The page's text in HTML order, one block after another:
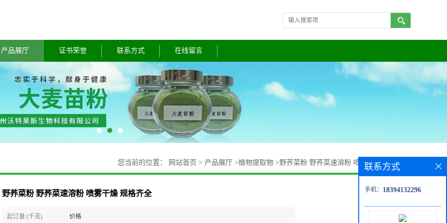
产品展厅 证书荣誉 联系方式 在线留言
您当前的位置： 网站首页 > 产品展厅 >植物提取物 >野荞菜粉 野荞菜速溶粉 喷雾干燥 规格齐全
野荞菜粉 野荞菜速溶粉 喷雾干燥 规格齐全
起订量 (千克) 价格
联系方式
手机： 18394132296